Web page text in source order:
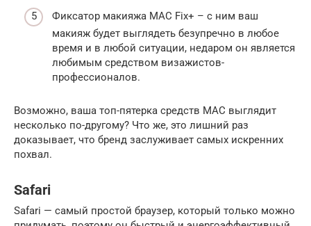
Фиксатор макияжа MAC Fix+ – с ним ваш
макияж будет выглядеть безупречно в любое
время и в любой ситуации, недаром он является
любимым средством визажистов-
профессионалов.
Возможно, ваша топ-пятерка средств МАС выглядит
несколько по-другому? Что же, это лишний раз
доказывает, что бренд заслуживает самых искренних
похвал.
Safari
Safari — самый простой браузер, который только можно